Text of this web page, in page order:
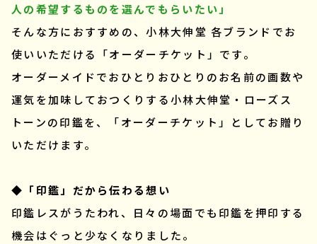
人の希望するものを選んでもらいたい」
そんな方におすすめの、小林大伸堂 各ブランドでお
使いいただける「オーダーチケット」です。
オーダーメイドでおひとりおひとりのお名前の画数や
運気を加味しておつくりする小林大伸堂・ローズス
トーンの印鑑を、「オーダーチケット」としてお贈り
いただけます。
◆「印鑑」だから伝わる想い
印鑑レスがうたわれ、日々の場面でも印鑑を押印する
機会はぐっと少なくなりました。